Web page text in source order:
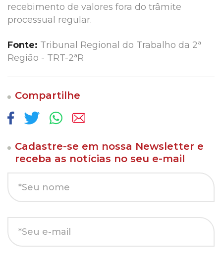
recebimento de valores fora do trâmite
processual regular.
Fonte: Tribunal Regional do Trabalho da 2ª
Região - TRT-2ªR
Cadastre-se em nossa Newsletter e
receba as notícias no seu e-mail
Compartilhe